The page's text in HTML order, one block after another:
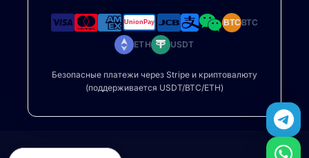
BTCBTC
ETH USDT
Безопасные платежи через Stripe и криптовалюту
(поддерживается USDT/BTC/ETH)